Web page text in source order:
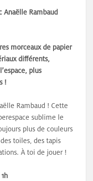
Anaëlle Rambaud
morceaux de papier
différents,
plus
!
Rambaud ! Cette
sublime le
plus de couleurs
toiles, des tapis
À toi de jouer !